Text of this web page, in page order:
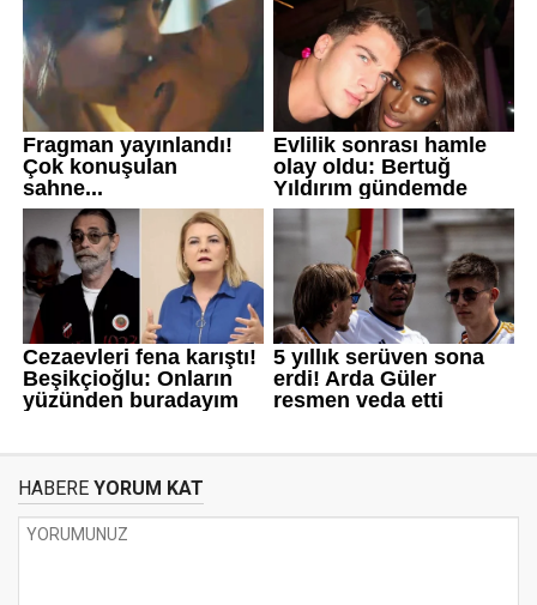
HABERE YORUM KAT